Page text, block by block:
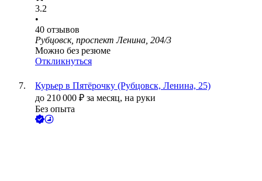
3.2
•
40 отзывов
Рубцовск, проспект Ленина, 204/3
Можно без резюме
Откликнуться
Курьер в Пятёрочку (Рубцовск, Ленина, 25)
до 210 000 ₽ за месяц, на руки
Без опыта